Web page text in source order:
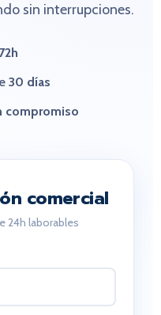
sin interrupciones.
72h
30 días
compromiso
comercial
24h laborables